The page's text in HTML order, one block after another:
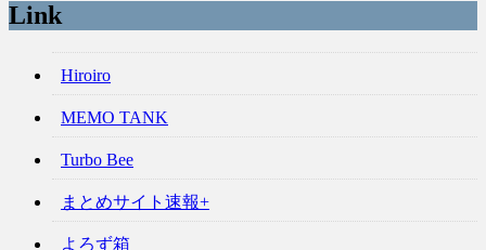
Link
Hiroiro
MEMO TANK
Turbo Bee
まとめサイト速報+
よろず箱